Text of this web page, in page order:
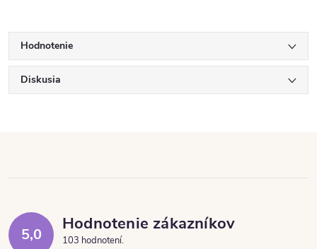
Hodnotenie
Diskusia
5,0
Hodnotenie zákazníkov
103 hodnotení